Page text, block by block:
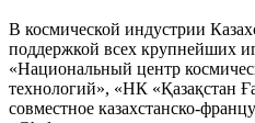
В космической индустрии
поддержкой всех крупнейших
«Национальный центр
технологий», «НК «Қазақстан
совместное казахстанско-